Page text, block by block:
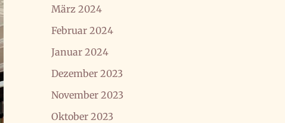
März 2024
Februar 2024
Januar 2024
Dezember 2023
November 2023
Oktober 2023